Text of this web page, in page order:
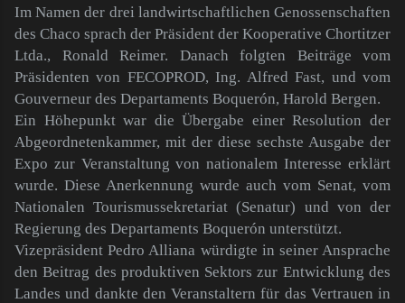
Im Namen der drei landwirtschaftlichen Genossenschaften
des Chaco sprach der Präsident der Kooperative Chortitzer
Ltda., Ronald Reimer. Danach folgten Beiträge vom
Präsidenten von FECOPROD, Ing. Alfred Fast, und vom
Gouverneur des Departaments Boquerón, Harold Bergen.
Ein Höhepunkt war die Übergabe einer Resolution der
Abgeordnetenkammer, mit der diese sechste Ausgabe der
Expo zur Veranstaltung von nationalem Interesse erklärt
wurde. Diese Anerkennung wurde auch vom Senat, vom
Nationalen Tourismussekretariat (Senatur) und von der
Regierung des Departaments Boquerón unterstützt.
Vizepräsident Pedro Alliana würdigte in seiner Ansprache
den Beitrag des produktiven Sektors zur Entwicklung des
Landes und dankte den Veranstaltern für das Vertrauen in